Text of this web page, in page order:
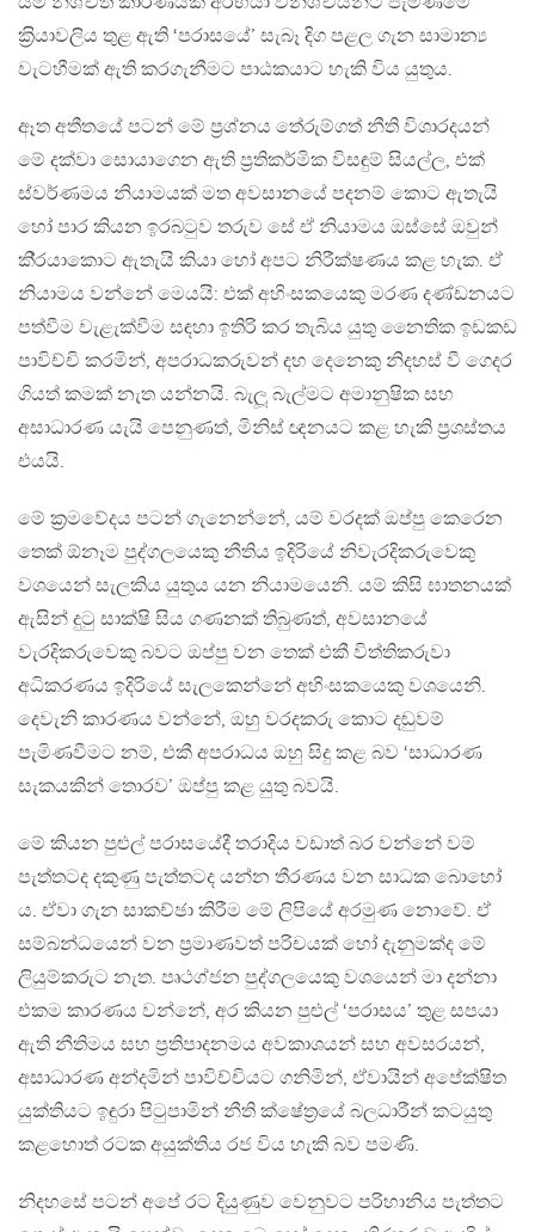
ක‍්‍රියාවලිය තුළ ඇති ‘පරාසයේ’ සැබෑ දිග පළල ගැන සාමාන්‍ය
වැටහීමක් ඇති කරගැනීමට පාඨකයාට හැකි විය යුතුය.
ඈත අතීතයේ පටන් මේ ප‍්‍රශ්නය තේරුම්ගත් නීති විශාරදයන්
මේ දක්වා සොයාගෙන ඇති ප‍්‍රතිකර්මික විසඳුම් සියල්ල, එක්
ස්වර්ණමය නියාමයක් මත අවසානයේ පදනම් කොට ඇතැයි
හෝ පාර කියන ඉරබටුව තරුව සේ ඒ නියාමය ඔස්සේ ඔවුන්
කි‍්‍රයාකොට ඇතැයි කියා හෝ අපට නිරීක්ෂණය කළ හැක. ඒ
නියාමය වන්නේ මෙයයි: එක් අහිංසකයෙකු මරණ දණ්ඩනයට
පත්වීම වැළැක්වීම සඳහා ඉතිරි කර තැබිය යුතු නෛතික ඉඩකඩ
පාවිච්චි කරමින්, අපරාධකරුවන් දහ දෙනෙකු නිදහස් වී ගෙදර
ගියත් කමක් නැත යන්නයි. බැලූ බැල්මට අමානුෂික සහ
අසාධාරණ යැයි පෙනුණත්, මිනිස් ඥනයට කළ හැකි ප‍්‍රශස්තය
එයයි.
මේ ක‍්‍රමවේදය පටන් ගැනෙන්නේ, යම් වරදක් ඔප්පු කෙරෙන
තෙක් ඕනෑම පුද්ගලයෙකු නීතිය ඉදිරියේ නිවැරදිකරුවෙකු
වශයෙන් සැලකිය යුතුය යන නියාමයෙනි. යම් කිසි ඝාතනයක්
ඇසින් දුටු සාක්ෂි සිය ගණනක් තිබුණත්, අවසානයේ
වැරදිකරුවෙකු බවට ඔප්පු වන තෙක් එකී විත්තිකරුවා
අධිකරණය ඉදිරියේ සැලකෙන්නේ අහිංසකයෙකු වශයෙනි.
දෙවැනි කාරණය වන්නේ, ඔහු වරදකරු කොට දඬුවම්
පැමිණවීමට නම්, එකී අපරාධය ඔහු සිදු කළ බව ‘සාධාරණ
සැකයකින් තොරව’ ඔප්පු කළ යුතු බවයි.
මේ කියන පුළුල් පරාසයේදී තරාදිය වඩාත් බර වන්නේ වම්
පැත්තටද දකුණු පැත්තටද යන්න තීරණය වන සාධක බොහෝ
ය. ඒවා ගැන සාකච්ඡා කිරීම මේ ලිපියේ අරමුණ නොවේ. ඒ
සම්බන්ධයෙන් වන ප‍්‍රමාණවත් පරිචයක් හෝ දැනුමක්ද මේ
ලියුම්කරුට නැත. පෘථග්ජන පුද්ගලයෙකු වශයෙන් මා දන්නා
එකම කාරණය වන්නේ, අර කියන පුළුල් ‘පරාසය’ තුළ සපයා
ඇති නීතිමය සහ ප‍්‍රතිපාදනමය අවකාශයන් සහ අවසරයන්,
අසාධාරණ අන්දමින් පාවිච්චියට ගනිමින්, ඒවායින් අපේක්ෂිත
යුක්තියට ඉඳුරා පිටුපාමින් නීති ක්ෂේත‍්‍රයේ බලධාරීන් කටයුතු
කළහොත් රටක අයුක්තිය රජ විය හැකි බව පමණි.
නිදහසේ පටන් අපේ රට දියුණුව වෙනුවට පරිහානිය පැත්තට